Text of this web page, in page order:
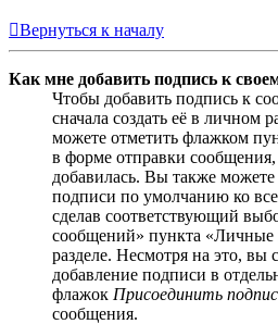
Вернуться к началу
Как мне добавить подпись к
Чтобы добавить подпись к
сначала создать её в личном
можете отметить флажком
в форме отправки
добавилась. Вы также можете
подписи по умолчанию ко
сделав соответствующий
сообщений» пункта «Личные
разделе. Несмотря на это, вы
добавление подписи в
флажок Присоединить
сообщения.